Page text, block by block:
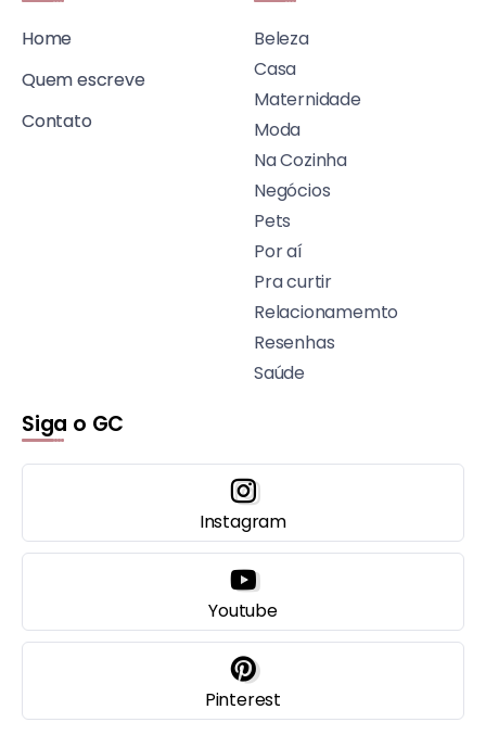
Home
Quem escreve
Contato
Beleza
Casa
Maternidade
Moda
Na Cozinha
Negócios
Pets
Por aí
Pra curtir
Relacionamemto
Resenhas
Saúde
Siga o GC
Instagram
Youtube
Pinterest